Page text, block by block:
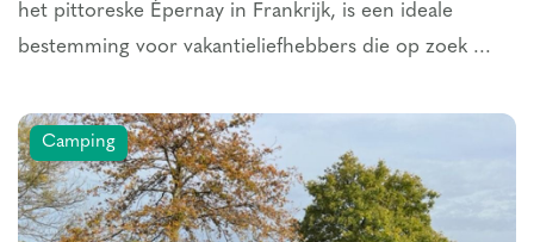
het pittoreske Épernay in Frankrijk, is een ideale
bestemming voor vakantieliefhebbers die op zoek ...
Camping